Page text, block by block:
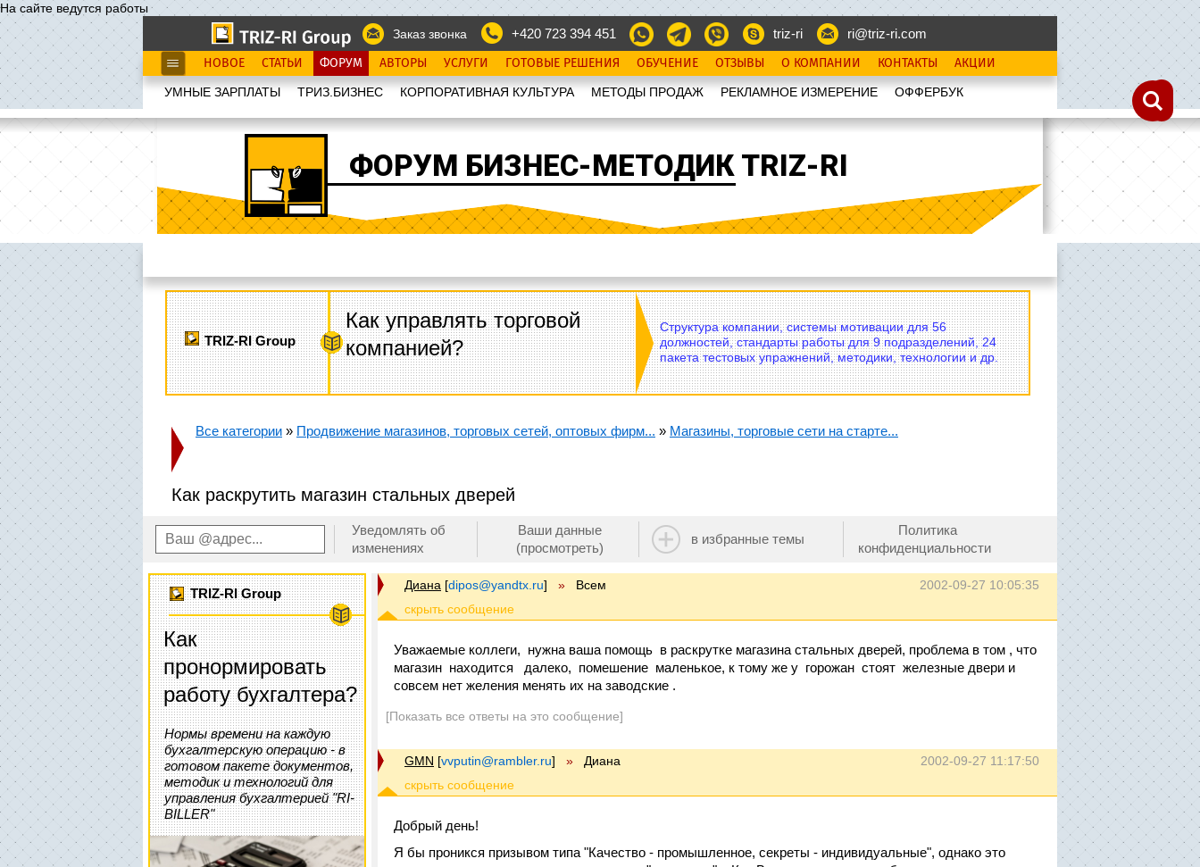
На сайте ведутся работы
Заказ звонка
+420 723 394 451 triz-ri ri@triz-ri.com
НОВОЕ СТАТЬИ ФОРУМ АВТОРЫ УСЛУГИ ГОТОВЫЕ РЕШЕНИЯ ОБУЧЕНИЕ ОТЗЫВЫ О КОМПАНИИ КОНТАКТЫ АКЦИИ
УМНЫЕ ЗАРПЛАТЫ ТРИЗ.БИЗНЕС КОРПОРАТИВНАЯ КУЛЬТУРА МЕТОДЫ ПРОДАЖ РЕКЛАМНОЕ ИЗМЕРЕНИЕ OФФЕРБУК
ФОРУМ БИЗНЕС-МЕТОДИК TRIZ-RI
TRIZ-RI Group
Как управлять торговой
компанией?
Структура компании, системы мотивации для 56
должностей, стандарты работы для 9 подразделений, 24
пакета тестовых упражнений, методики, технологии и др.
Все категории » Продвижение магазинов, торговых сетей, оптовых фирм... » Магазины, торговые сети на старте...
Как раскрутить магазин стальных дверей
Уведомлять об
изменениях
Ваши данные
(просмотреть)
в избранные темы
Политика
конфиденциальности
TRIZ-RI Group
Как
пронормировать
работу бухгалтера?
Нормы времени на каждую
бухгалтерскую операцию - в
готовом пакете документов,
методик и технологий для
управления бухгалтерией "RI-
BILLER"
2002-09-27 10:05:35
Диана [dipos@yandtx.ru] » Всем
Уважаемые коллеги, нужна ваша помощь в раскрутке магазина стальных дверей, проблема в том , что
магазин находится далеко, помешение маленькое, к тому же у горожан стоят железные двери и
совсем нет желения менять их на заводские .
[Показать все ответы на это сообщение]
2002-09-27 11:17:50
GMN [vvputin@rambler.ru] » Диана
Добрый день!
Я бы проникся призывом типа "Качество - промышленное, секреты - индивидуальные", однако это